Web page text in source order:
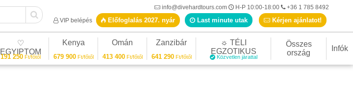
info@divehardtours.com H-P 10:00-18:00
+36 1 785 8492
VIP belépés
Előfoglalás 2027. nyár Last minute utak Kérjen ajánlatot!
♡
EGYIPTOM
191 250Ft/főtől
Kenya
679 900Ft/főtől
Omán
413 400Ft/főtől
Zanzibár
641 290Ft/főtől
☼ TÉLI
EGZOTIKUS
Közvetlen járattal
Összes
ország
Infók